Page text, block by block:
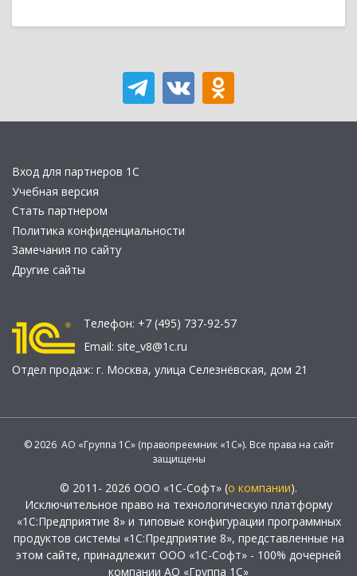
Вход для партнеров 1С
Учебная версия
Стать партнером
Политика конфиденциальности
Замечания по сайту
Другие сайты
Телефон: +7 (495) 737-92-57
Email: site_v8@1c.ru
Отдел продаж: г. Москва, улица Селезнёвская, дом 21
© 2026 АО «Группа 1С» (правопреемник «1С»). Все права на сайт
защищены
© 2011- 2026 ООО «1С-Софт» (о компании).
Исключительное право на технологическую платформу
«1С:Предприятие 8» и типовые конфигурации программных
продуктов системы «1С:Предприятие 8», представленные на
этом сайте, принадлежит ООО «1С-Софт» - 100% дочерней
компании АО «Группа 1С»